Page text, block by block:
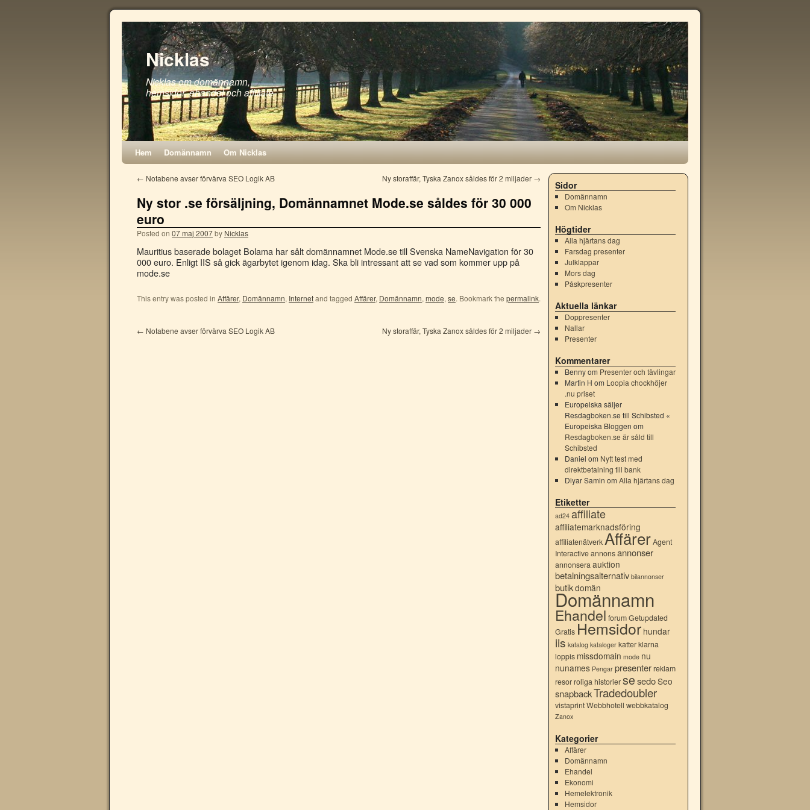
Nicklas
Nicklas om domännamn,
hemsidor, ehandel och affiliate
Hem Domännamn Om Nicklas
← Notabene avser förvärva SEO Logik AB Ny storaffär, Tyska Zanox såldes för 2 miljader →
Ny stor .se försäljning, Domännamnet Mode.se såldes för 30 000
euro
Posted on 07 maj 2007by Nicklas
Mauritius baserade bolaget Bolama har sålt domännamnet Mode.se till Svenska NameNavigation för 30
000 euro. Enligt IIS så gick ägarbytet igenom idag. Ska bli intressant att se vad som kommer upp på
mode.se
This entry was posted in Affärer, Domännamn, Internetand tagged Affärer, Domännamn, mode, se. Bookmark the permalink.
← Notabene avser förvärva SEO Logik AB Ny storaffär, Tyska Zanox såldes för 2 miljader →
Sidor
Domännamn
Om Nicklas
Högtider
Alla hjärtans dag
Farsdag presenter
Julklappar
Mors dag
Påskpresenter
Aktuella länkar
Doppresenter
Nallar
Presenter
Kommentarer
Bennyom Presenter och tävlingar
Martin H om Loopia chockhöjer
.nu priset
Europeiska säljer
Resdagboken.se till Schibsted «
Europeiska Bloggen om
Resdagboken.se är såld till
Schibsted
Daniel om Nytt test med
direktbetalning till bank
Diyar Samin om Alla hjärtans dag
Etiketter
ad24 affiliate
affiliatemarknadsföring
affiliatenätverk AffärerAgent
Interactiveannonsannonser
annonseraauktion
betalningsalternativ bilannonser
butikdomän
Domännamn
Ehandel forumGetupdated
Gratis Hemsidor hundar
iis katalog kataloger katterklarna
loppis missdomain mode nu
nunames Pengar presenterreklam
resorroliga historiersesedoSeo
snapbackTradedoubler
vistaprintWebbhotell webbkatalog
Zanox
Kategorier
Affärer
Domännamn
Ehandel
Ekonomi
Hemelektronik
Hemsidor